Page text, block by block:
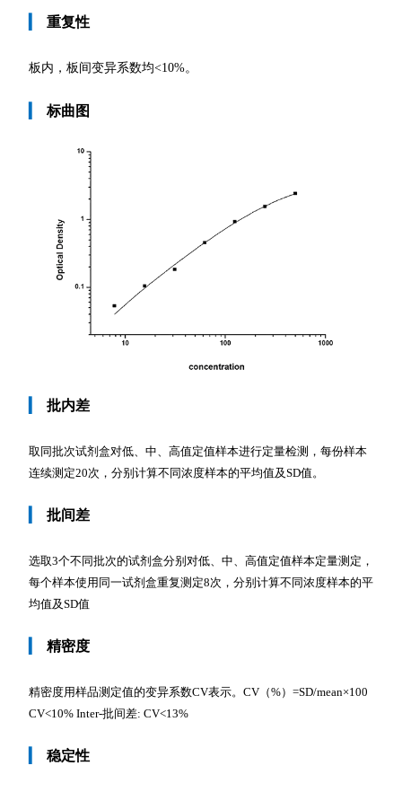
重复性
板内，板间变异系数均<10%。
标曲图
批内差
取同批次试剂盒对低、中、高值定值样本进行定量检测，每份样本
连续测定20次，分别计算不同浓度样本的平均值及SD值。
批间差
选取3个不同批次的试剂盒分别对低、中、高值定值样本定量测定，
每个样本使用同一试剂盒重复测定8次，分别计算不同浓度样本的平
均值及SD值
精密度
精密度用样品测定值的变异系数CV表示。CV（%）=SD/mean×100
CV<10% Inter-批间差: CV<13%
稳定性